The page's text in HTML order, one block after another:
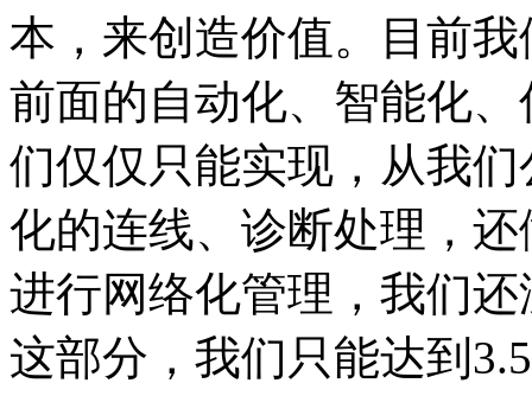
本，来创造价值。目前
前面的自动化、智能化
们仅仅只能实现，从我
化的连线、诊断处理，
进行网络化管理，我们
这部分，我们只能达到